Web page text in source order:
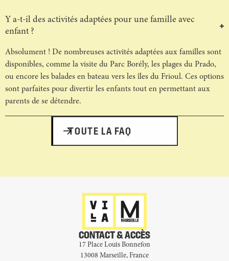
Y a-t-il des activités adaptées pour une famille avec
enfant ?
Absolument ! De nombreuses activités adaptées aux familles sont
disponibles, comme la visite du Parc Borély, les plages du Prado,
ou encore les balades en bateau vers les îles du Frioul. Ces options
sont parfaites pour divertir les enfants tout en permettant aux
parents de se détendre.
TOUTE LA FAQ
CONTACT & ACCÈS
17 Place Louis Bonnefon
13008 Marseille, France